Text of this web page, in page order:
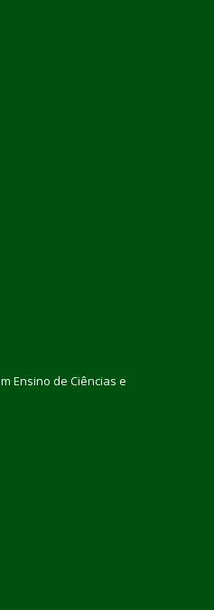
Ensino de Ciências e